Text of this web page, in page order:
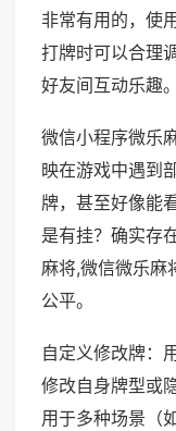
非常有用的，使
打牌时可以合理
好友间互动乐趣。
微信小程序微乐
映在游戏中遇到
牌，甚至好像能
是有挂？确实存
麻将,微信微乐麻
公平。
自定义修改牌：
修改自身牌型或
用于多种场景（